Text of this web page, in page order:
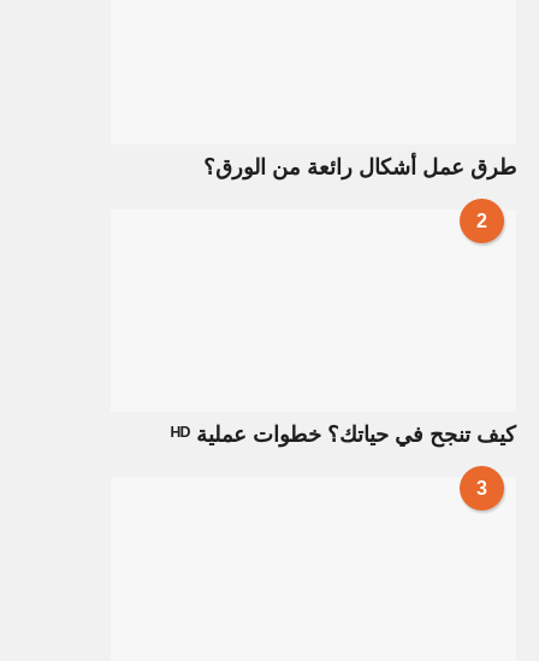
طرق عمل أشكال رائعة من الورق؟
2
كيف تنجح في حياتك؟ خطوات عملية ᴴᴰ
3